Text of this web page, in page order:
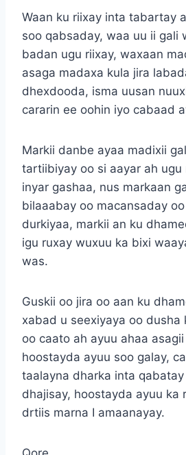
Waan ku riixay inta tabartay
soo qabsaday, waa uu ii gali
badan ugu riixay, waxaan
asaga madaxa kula jira
dhexdooda, isma uusan
cararin ee oohin iyo cabaad
Markii danbe ayaa madixii
tartiibiyay oo si aayar ah ugu
inyar gashaa, nus markaan
bilaaabay oo macansaday
durkiyaa, markii an ku
igu ruxay wuxuu ka bixi
was.
Guskii oo jira oo aan ku
xabad u seexiyaya oo dusha
oo caato ah ayuu ahaa
hoostayda ayuu soo galay,
taalayna dharka inta
dhajisay, hoostayda ayuu ka
drtiis marna I amaanayay.